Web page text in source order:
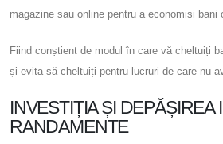
magazine sau online pentru a economisi bani
Fiind conștient de modul în care vă cheltuiți
și evita să cheltuiți pentru lucruri de care nu
INVESTIȚIA ȘI DEPĂȘIREA
RANDAMENTE